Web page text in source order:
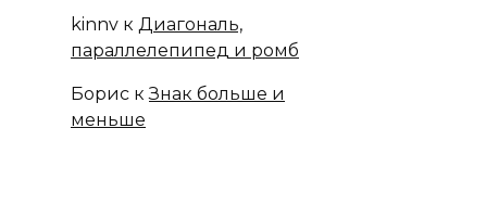
kinnv к Диагональ,
параллелепипед и ромб
Борис кЗнак больше и
меньше